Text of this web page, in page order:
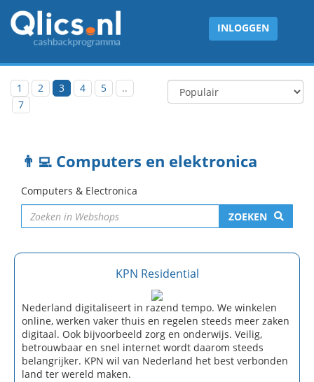
INLOGGEN
1 2 3 4 5
..
7
👨‍💻 Computers en elektronica
Computers & Electronica
ZOEKEN
KPN Residential
Nederland digitaliseert in razend tempo. We winkelen
online, werken vaker thuis en regelen steeds meer zaken
digitaal. Ook bijvoorbeeld zorg en onderwijs. Veilig,
betrouwbaar en snel internet wordt daarom steeds
belangrijker. KPN wil van Nederland het best verbonden
land ter wereld maken.